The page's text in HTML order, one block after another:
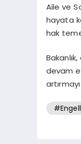
Aile ve
hayata
hak
devam